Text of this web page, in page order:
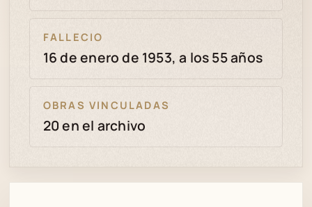
FALLECIO
16 de enero de 1953, a los 55 años
OBRAS VINCULADAS
20 en el archivo